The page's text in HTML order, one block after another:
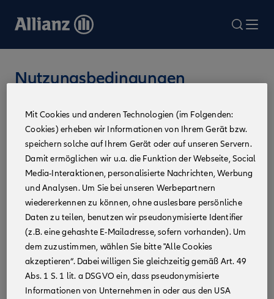
zum
search
Nutzungsbedingungen
Die Inhalte dieser Allianz Webseiten werden stets
sorgfältig erarbeitet. Dabei wird insbesondere darauf
Wert gelegt, zutreffende und aktuelle Informationen
bereitzustellen. Gleichwohl können Fehler auftreten.
Gewähr für Aktualität, Richtigkeit und Vollständigkeit der
Informationen wird nicht übernommen.
Für die Nutzung der Allianz Webseiten gelten im Übrigen
die folgenden Bedingungen, bitte lesen Sie nachstehend
weiter unter Urheberrechte, Marken/Logos und
Hyperlinks.
Urheberrechte
Mit Cookies und anderen Technologien (im Folgenden:
Cookies) erheben wir Informationen von Ihrem Gerät bzw.
speichern solche auf Ihrem Gerät oder auf unseren Servern.
Damit ermöglichen wir u.a. die Funktion der Webseite, Social
Media-Interaktionen, personalisierte Nachrichten, Werbung
und Analysen. Um Sie bei unseren Werbepartnern
wiedererkennen zu können, ohne auslesbare persönliche
Daten zu teilen, benutzen wir pseudonymisierte Identifier
(z.B. eine gehashte E-Mailadresse, sofern vorhanden). Um
dem zuzustimmen, wählen Sie bitte "Alle Cookies
akzeptieren“. Dabei willigen Sie gleichzeitig gemäß Art. 49
Abs. 1 S. 1 lit. a DSGVO ein, dass pseudonymisierte
Informationen von Unternehmen in oder aus den USA